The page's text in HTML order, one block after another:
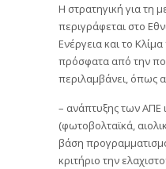
Η στρατηγική για τη
περιγράφεται στο
Ενέργεια και το
πρόσφατα από την
περιλαμβάνει, όπως
– ανάπτυξης των ΑΠΕ
(φωτοβολταϊκά,
βάση
κριτήριο την